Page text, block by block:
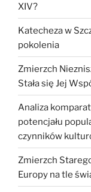
XIV?
Katecheza w
pokolenia
Zmierzch
Stała się Jej
Analiza
potencjału
czynników
Zmierzch
Europy na tle